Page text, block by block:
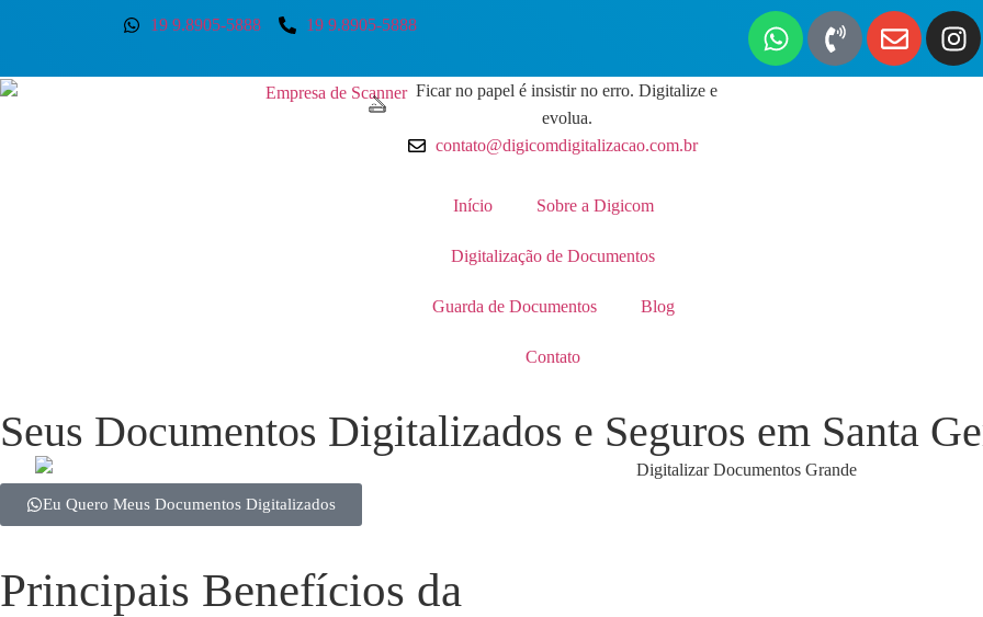
19 9.8905-5888 19 9.8905-5888
Ficar no papel é insistir no erro. Digitalize e
evolua.
contato@digicomdigitalizacao.com.br
Início Sobre a Digicom
Digitalização de Documentos
Guarda de Documentos Blog
Contato
Seus Documentos Digitalizados e Seguros em Santa
Eu Quero Meus Documentos Digitalizados
Principais Benefícios da